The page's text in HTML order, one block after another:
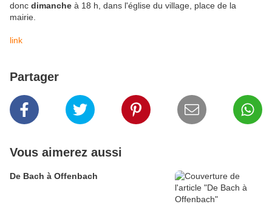
donc dimanche à 18 h, dans l'église du village, place de la
mairie.
link
Partager
Vous aimerez aussi
De Bach à Offenbach